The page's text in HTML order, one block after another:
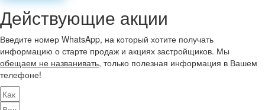
Действующие акции
Введите номер WhatsApp, на который хотите получать
информацию о старте продаж и акциях застройщиков. Мы
обещаем не названивать, только полезная информация в Вашем
телефоне!